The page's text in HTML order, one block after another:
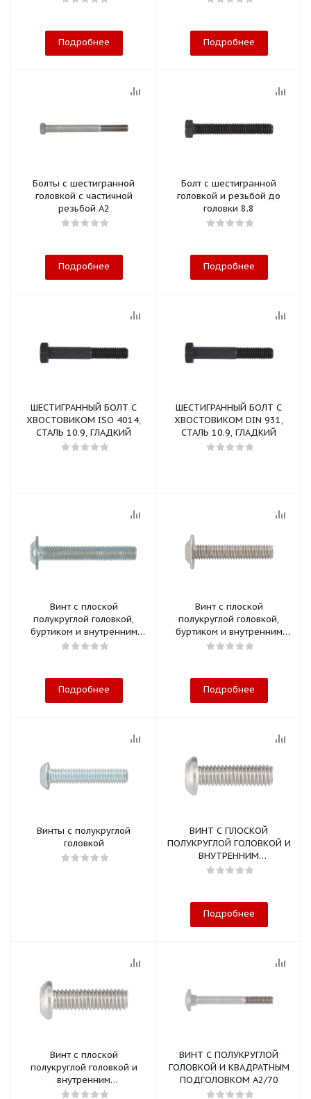
Подробнее Подробнее
Болты с шестигранной
головкой с частичной
резьбой A2
Подробнее
Болт с шестигранной
головкой и резьбой до
головки 8.8
Подробнее
ШЕСТИГРАННЫЙ БОЛТ С
ХВОСТОВИКОМ ISO 4014,
СТАЛЬ 10.9, ГЛАДКИЙ
ШЕСТИГРАННЫЙ БОЛТ С
ХВОСТОВИКОМ DIN 931,
СТАЛЬ 10.9, ГЛАДКИЙ
Винт с плоской
полукруглой головкой,
буртиком и внутренним
шестигранником, сталь
Подробнее
Винт с плоской
полукруглой головкой,
буртиком и внутренним
шестигранником,
Подробнее
Винты с полукруглой
головкой
ВИНТ С ПЛОСКОЙ
ПОЛУКРУГЛОЙ ГОЛОВКОЙ И
ВНУТРЕННИМ
ШЕСТИГРАННИКОМ A4
Подробнее
Винт с плоской
полукруглой головкой и
внутренним
шестигранником A2
ВИНТ С ПОЛУКРУГЛОЙ
ГОЛОВКОЙ И КВАДРАТНЫМ
ПОДГОЛОВКОМ A2/70